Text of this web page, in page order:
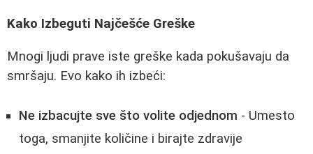
Kako Izbeguti Najčešće Greške
Mnogi ljudi prave iste greške kada pokušavaju da
smršaju. Evo kako ih izbeći:
Ne izbacujte sve što volite odjednom - Umesto
toga, smanjite količine i birajte zdravije